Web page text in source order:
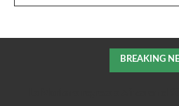
BREAKING